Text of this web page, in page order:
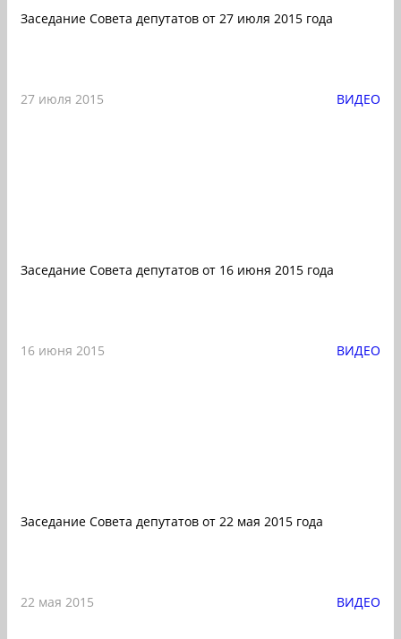
Заседание Совета депутатов от 27 июля 2015 года
27 июля 2015 ВИДЕО
Заседание Совета депутатов от 16 июня 2015 года
16 июня 2015 ВИДЕО
Заседание Совета депутатов от 22 мая 2015 года
22 мая 2015 ВИДЕО